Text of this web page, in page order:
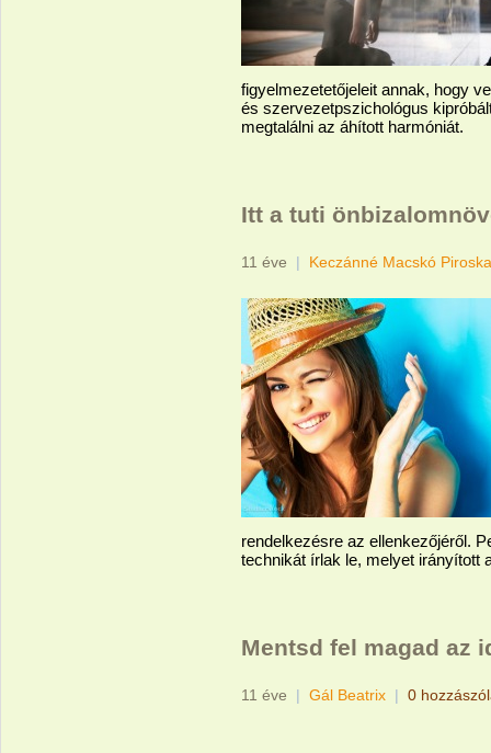
figyelmezetetőjeleit annak, hogy
és szervezetpszichológus
megtalálni az áhított harmóniát.
Itt a tuti
11 éve | Keczánné Macskó Piroska
rendelkezésre az ellenkezőjéről.
technikát írlak le, melyet irányított
Mentsd fel magad az
11 éve | Gál Beatrix | 0